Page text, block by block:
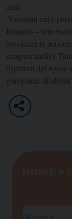
anni.
“I risultati cui è
Romano – non
coscienza in
recuperi tardivi.
rispettosi del rigore
gravissime disabilità”.